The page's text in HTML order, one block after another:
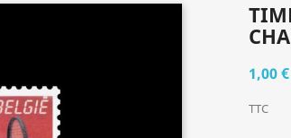
1,00 €
TTC